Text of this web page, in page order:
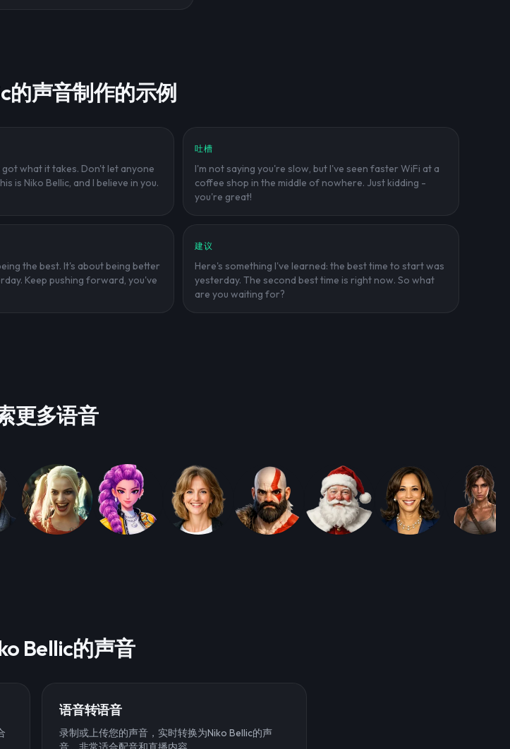
的声音制作的示例
got what it takes. Don't let anyone
is Niko Bellic, and I believe in you.
吐槽
I'm not saying you're slow, but I've seen faster WiFi at a
coffee shop in the middle of nowhere. Just kidding -
you're great!
the best. It's about being better
Keep pushing forward, you've
建议
Here's something I've learned: the best time to start was
yesterday. The second best time is right now. So what
are you waiting for?
更多语音
Bellic的声音
语音转语音
录制或上传您的声音，实时转换为Niko Bellic的声